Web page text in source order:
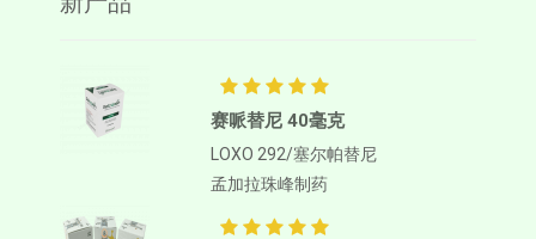
赛哌替尼 40毫克
LOXO 292/塞尔帕替尼
孟加拉珠峰制药